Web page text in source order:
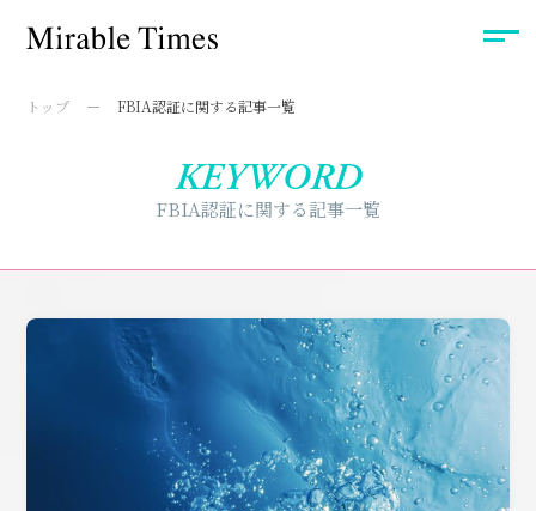
トップ FBIA認証に関する記事一覧
KEYWORD
FBIA認証に関する記事一覧